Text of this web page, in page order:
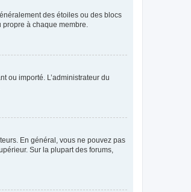
des étoiles ou des blocs
propre à chaque membre.
ou importé. L’administrateur du
En général, vous ne pouvez pas
Sur la plupart des forums,